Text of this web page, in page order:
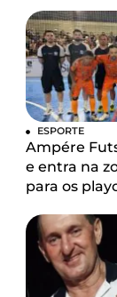
ESPORTE
Ampére
e entra na
para os